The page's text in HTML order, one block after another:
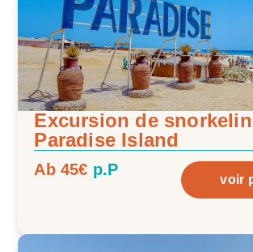
Excursion de
Paradise Island
Ab 45€ p.P
voir